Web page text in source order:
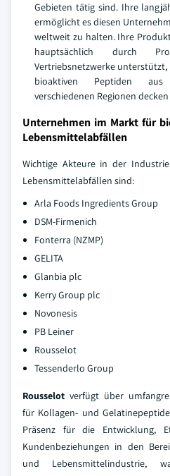
Gebieten tätig sind. Ihre
ermöglicht es diesen
weltweit zu halten. Ihre
hauptsächlich durch
Vertriebsnetzwerke
bioaktiven Peptiden aus
verschiedenen Regionen
Unternehmen im Markt für
Lebensmittelabfällen
Wichtige Akteure in der
Lebensmittelabfällen sind:
Arla Foods Ingredients Group
DSM-Firmenich
Fonterra (NZMP)
GELITA
Glanbia plc
Kerry Group plc
Novonesis
PB Leiner
Rousselot
Tessenderlo Group
Rousselot verfügt über
für Kollagen- und
Präsenz für die Entwicklung,
Kundenbeziehungen in den
und Lebensmittelindustrie,